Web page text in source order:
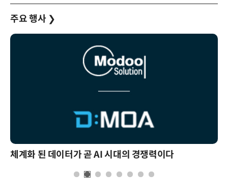
주요 행사 ❯
체계화 된 데이터가 곧 AI 시대의 경쟁력이다